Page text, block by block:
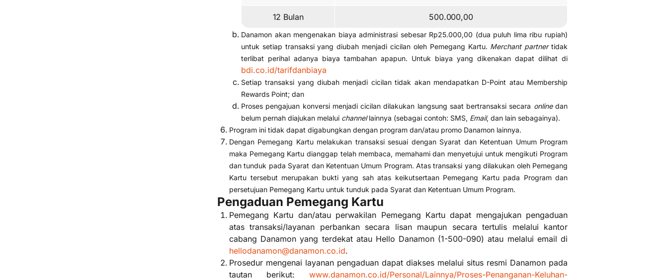
12 Bulan 500.000,00
Danamon akan mengenakan biaya administrasi sebesar Rp25.000,00 (dua puluh lima ribu rupiah)
untuk setiap transaksi yang diubah menjadi cicilan oleh Pemegang Kartu. Merchant partnertidak
terlibat perihal adanya biaya tambahan apapun. Untuk biaya yang dikenakan dapat dilihat di
bdi.co.id/tarifdanbiaya
Setiap transaksi yang diubah menjadi cicilan tidak akan mendapatkan D-Point atau Membership
Rewards Point; dan
Proses pengajuan konversi menjadi cicilan dilakukan langsung saat bertransaksi secara onlinedan
belum pernah diajukan melalui channellainnya (sebagai contoh: SMS, Email, dan lain sebagainya).
Program ini tidak dapat digabungkan dengan program dan/atau promo Danamon lainnya.
Dengan Pemegang Kartu melakukan transaksi sesuai dengan Syarat dan Ketentuan Umum Program
maka Pemegang Kartu dianggap telah membaca, memahami dan menyetujui untuk mengikuti Program
dan tunduk pada Syarat dan Ketentuan Umum Program. Atas transaksi yang dilakukan oleh Pemegang
Kartu tersebut merupakan bukti yang sah atas keikutsertaan Pemegang Kartu pada Program dan
persetujuan Pemegang Kartu untuk tunduk pada Syarat dan Ketentuan Umum Program.
Pengaduan Pemegang Kartu
Pemegang Kartu dan/atau perwakilan Pemegang Kartu dapat mengajukan pengaduan
atas transaksi/layanan perbankan secara lisan maupun secara tertulis melalui kantor
cabang Danamon yang terdekat atau Hello Danamon (1-500-090) atau melalui email di
hellodanamon@danamon.co.id.
Prosedur mengenai layanan pengaduan dapat diakses melalui situs resmi Danamon pada
tautan berikut: www.danamon.co.id/Personal/Lainnya/Proses-Penanganan-Keluhan-